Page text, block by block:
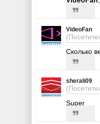
VideoFan
Сколько
sherali09
Super